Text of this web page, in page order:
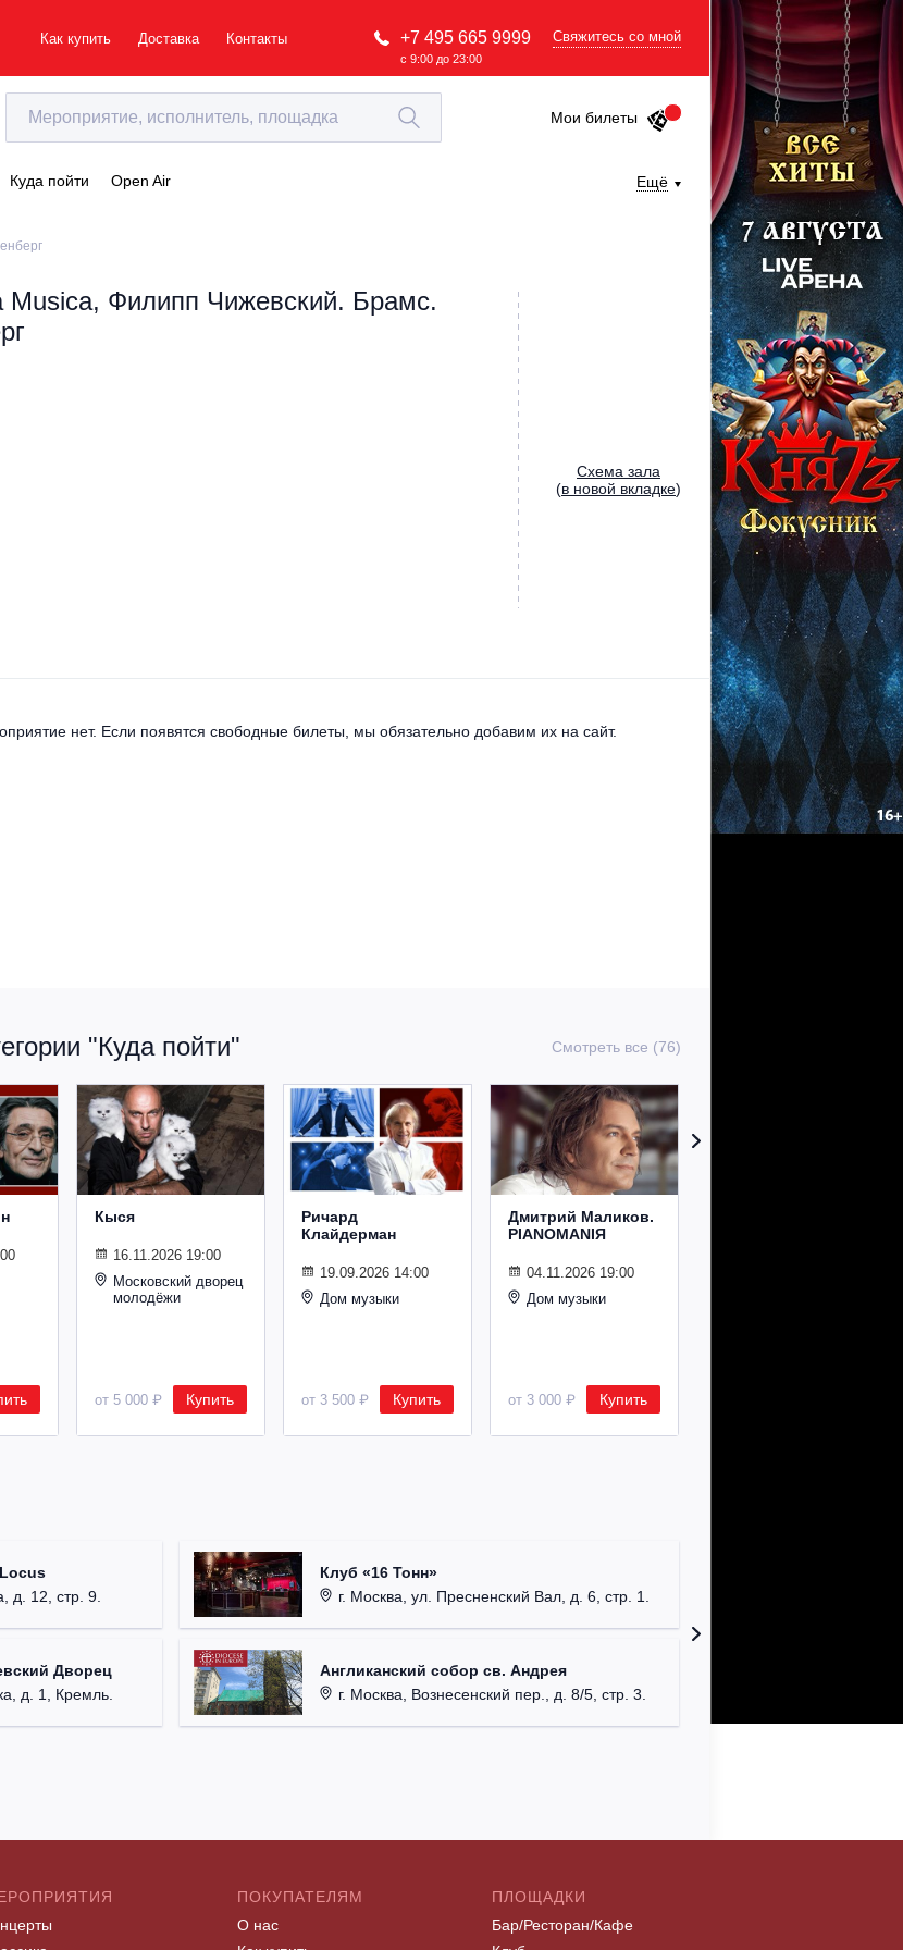
Как купить Доставка Контакты +7 495 665 9999
с 9:00 до 23:00
Свяжитесь со мной
Мои билеты
Куда пойти Open Air Ещё
Musica, Филипп Чижевский. Брамс.
Cхема зала
(в новой вкладке)
нет. Если появятся свободные билеты, мы обязательно добавим их на сайт.
"Куда пойти" Смотреть все (76)
Кыся
16.11.2026 19:00
Московский дворец
молодёжи
от 5 000 ₽ Купить
Ричард
Клайдерман
19.09.2026 14:00
Дом музыки
от 3 500 ₽ Купить
Дмитрий Маликов.
PIANOMANIЯ
04.11.2026 19:00
Дом музыки
от 3 000 ₽ Купить
д. 12, стр. 9.
Дворец
д. 1, Кремль.
Клуб «16 Тонн»
г. Москва, ул. Пресненский Вал, д. 6, стр. 1.
Англиканский собор св. Андрея
г. Москва, Вознесенский пер., д. 8/5, стр. 3.
ПОКУПАТЕЛЯМ
О нас
ПЛОЩАДКИ
Бар/Ресторан/Кафе